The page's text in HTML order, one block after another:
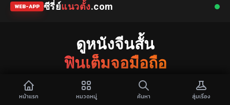
หน้าแรก หมวดหมู่ ค้นหา สุ่มเรื่อง
WEB-APP ซีรี่ย์แนวตั้ง.com
ดูหนังจีนสั้น
ฟินเต็มจอมือถือ
แหล่งรวมซีรี่ย์จีนแนวตั้ง พากย์ไทย ซับไทย
เว็บไซต์อันดับ 1 รวม มินิซีรีส์จีน ละครคุณธรรม
ยอดฮิต เนื้อหากระชับ
จบไว ภาพชัดระดับ HD มีให้เลือกทั้ง
พากย์ไทยและ อัปเดตตอน